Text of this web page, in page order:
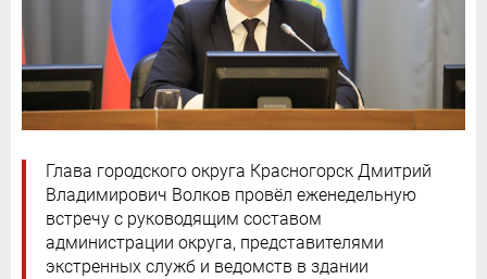
Глава городского округа Красногорск Дмитрий
Владимирович Волков провёл еженедельную
встречу с руководящим составом
администрации округа, представителями
экстренных служб и ведомств в здании